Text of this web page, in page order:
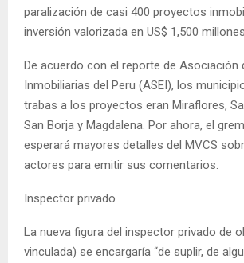
paralización de casi 400 proyectos
inversión valorizada en US$ 1,500
De acuerdo con el reporte de Asociación
Inmobiliarias del Peru (ASEI), los
trabas a los proyectos eran Miraflores,
San Borja y Magdalena. Por ahora, el
esperará mayores detalles del MVCS
actores para emitir sus comentarios.
Inspector privado
La nueva figura del inspector privado de
vinculada) se encargaría “de suplir, de